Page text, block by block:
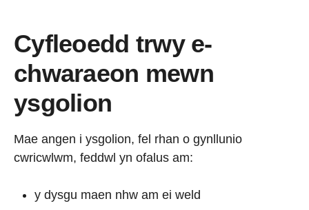
Cyfleoedd trwy e-
chwaraeon mewn
ysgolion
Mae angen i ysgolion, fel rhan o gynllunio
cwricwlwm, feddwl yn ofalus am:
y dysgu maen nhw am ei weld